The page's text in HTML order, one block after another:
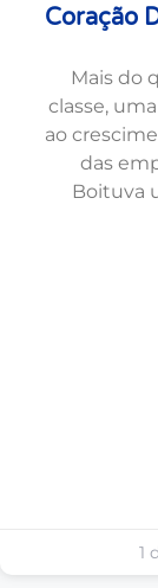
Coração
Mais do
classe,
ao
das
Boituva
1